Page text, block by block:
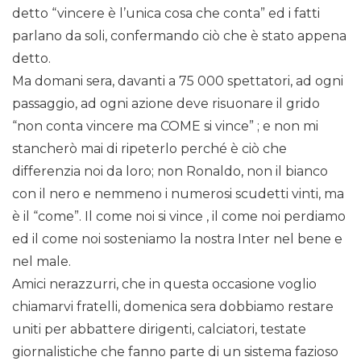
detto “vincere è l’unica cosa che conta” ed i fatti
parlano da soli, confermando ciò che è stato appena
detto.
Ma domani sera, davanti a 75 000 spettatori, ad ogni
passaggio, ad ogni azione deve risuonare il grido
“non conta vincere ma COME si vince” ; e non mi
stancherò mai di ripeterlo perché è ciò che
differenzia noi da loro; non Ronaldo, non il bianco
con il nero e nemmeno i numerosi scudetti vinti, ma
è il “come”. Il come noi si vince , il come noi perdiamo
ed il come noi sosteniamo la nostra Inter nel bene e
nel male.
Amici nerazzurri, che in questa occasione voglio
chiamarvi fratelli, domenica sera dobbiamo restare
uniti per abbattere dirigenti, calciatori, testate
giornalistiche che fanno parte di un sistema fazioso